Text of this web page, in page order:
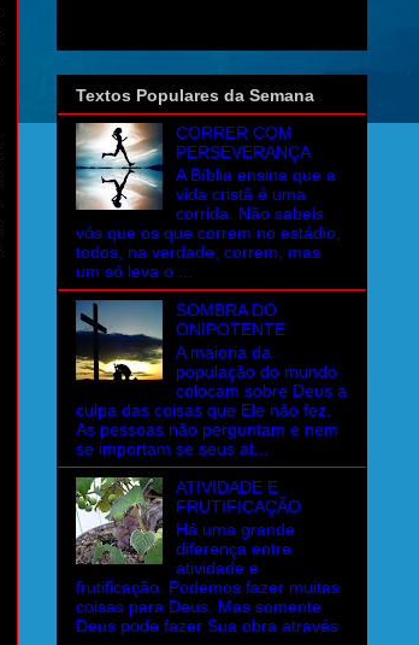
Textos Populares da Semana
CORRER COM
PERSEVERANÇA
A Bíblia ensina que a
vida cristã é uma
corrida. Não sabeis
vós que os que correm no estádio,
todos, na verdade, correm, mas
um só leva o ...
SOMBRA DO
ONIPOTENTE
A maioria da
população do mundo
colocam sobre Deus a
culpa das coisas que Ele não fez.
As pessoas não perguntam e nem
se importam se seus at...
ATIVIDADE E
FRUTIFICAÇÃO
Há uma grande
diferença entre
atividade e
frutificação. Podemos fazer muitas
coisas para Deus. Mas somente
Deus pode fazer Sua obra através